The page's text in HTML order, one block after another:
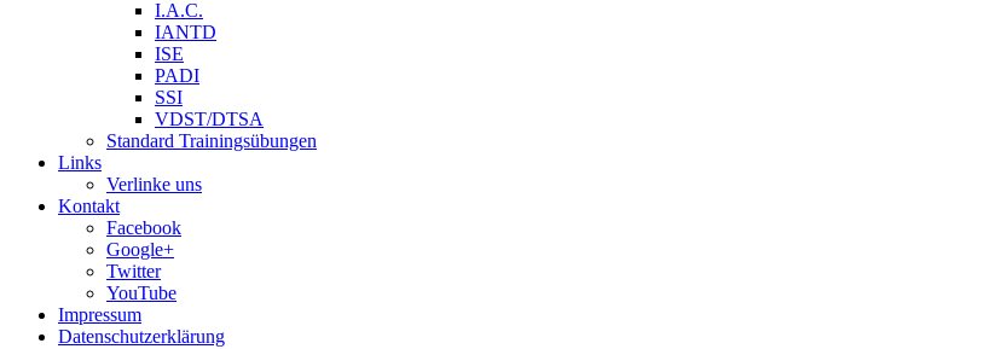
I.A.C.
IANTD
ISE
PADI
SSI
VDST/DTSA
Standard Trainingsübungen
Links
Verlinke uns
Kontakt
Facebook
Google+
Twitter
YouTube
Impressum
Datenschutzerklärung